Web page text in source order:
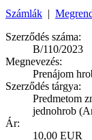
Számlák |
Szerződés száma:
B/110/2023
Megnevezés:
Prenájom
Szerződés tárgya:
Predmetom
jednohrob
Ár:
10,00 EUR